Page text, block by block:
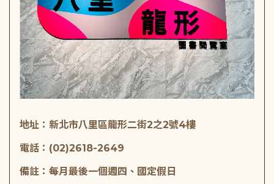
地址：新北市八里區龍形二街2之2號4樓
電話：(02)2618-2649
備註：每月最後一個週四、國定假日